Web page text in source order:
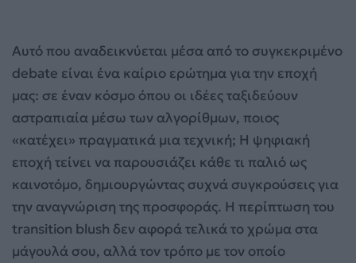
Αυτό που αναδεικνύεται μέσα από το συγκεκριμένο
debate είναι ένα καίριο ερώτημα για την εποχή
μας: σε έναν κόσμο όπου οι ιδέες ταξιδεύουν
αστραπιαία μέσω των αλγορίθμων, ποιος
«κατέχει» πραγματικά μια τεχνική; Η ψηφιακή
εποχή τείνει να παρουσιάζει κάθε τι παλιό ως
καινοτόμο, δημιουργώντας συχνά συγκρούσεις για
την αναγνώριση της προσφοράς. Η περίπτωση του
transition blush δεν αφορά τελικά το χρώμα στα
μάγουλά σου, αλλά τον τρόπο με τον οποίο